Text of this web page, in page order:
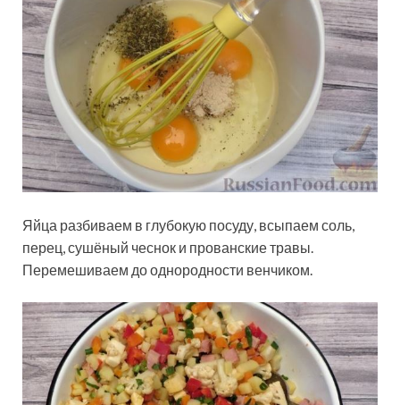
Яйца разбиваем в глубокую посуду, всыпаем соль,
перец, сушёный чеснок и прованские травы.
Перемешиваем до однородности венчиком.